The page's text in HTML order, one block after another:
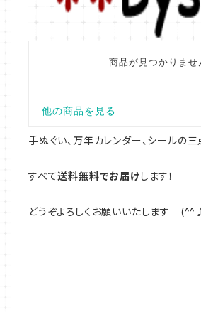
手ぬぐい、万年カレンダー、シールの三
すべて送料無料でお届けします！
どうぞよろしくお願いいたします